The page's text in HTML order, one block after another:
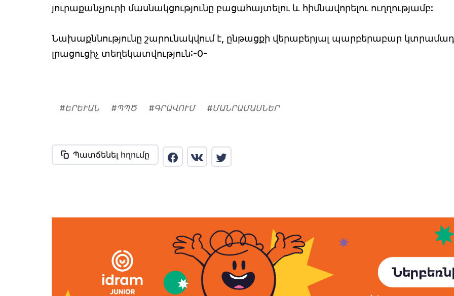
յուրաքանչյուրի մասնակցությունը բացահայտելու և հիմնավորելու ուղղությամբ:
Նախաքննությունը շարունակվում է, ընթացքի վերաբերյալ պարբերաբար
լրացուցիչ տեղեկատվություն:-0-
#ԵՐԵՒԱՆ #ՊՊԾ #ԳՐԱՎՈՒՄ #ՄԱՆՐԱՄԱՍՆԵՐ
Պատճենել հղումը